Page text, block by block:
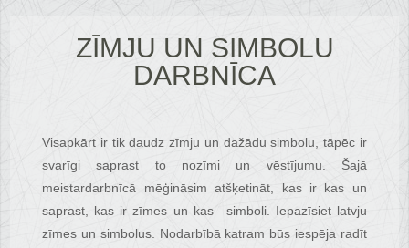
ZĪMJU UN SIMBOLU
DARBNĪCA
Visapkārt ir tik daudz zīmju un dažādu simbolu, tāpēc ir
svarīgi saprast to nozīmi un vēstījumu. Šajā
meistardarbnīcā mēģināsim atšķetināt, kas ir kas un
saprast, kas ir zīmes un kas –simboli. Iepazīsiet latvju
zīmes un simbolus. Nodarbībā katram būs iespēja radīt